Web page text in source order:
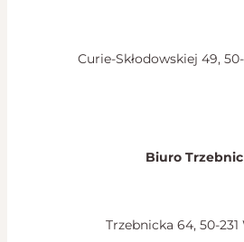
Curie-Skłodowskiej 49,
Biuro
Trzebnicka 64, 50-231